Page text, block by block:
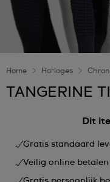
Home Horloges
TANGERINE
Dit
Gratis standaard
Veilig online betalen